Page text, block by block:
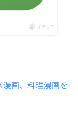
ポチップ
画、料理漫画を